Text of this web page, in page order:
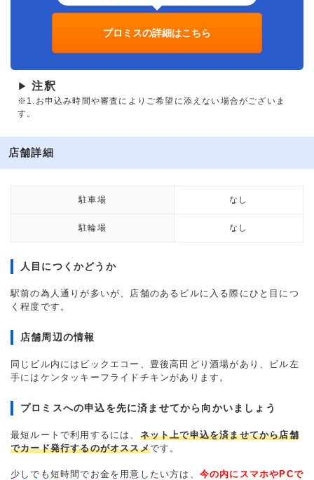
プロミスの詳細はこちら
▶ 注釈
※1.お申込み時間や審査によりご希望に添えない場合がございま
す。
店舗詳細
駐車場 なし
駐輪場 なし
人目につくかどうか
駅前の為人通りが多いが、店舗のあるビルに入る際にひと目につ
く程度です。
店舗周辺の情報
同じビル内にはビックエコー、豊後高田どり酒場があり、ビル左
手にはケンタッキーフライドチキンがあります。
プロミスへの申込を先に済ませてから向かいましょう
最短ルートで利用するには、 ネット上で申込を済ませてから店舗
でカード発行するのがオススメです。
少しでも短時間でお金を用意したい方は、 今の内にスマホやPCで